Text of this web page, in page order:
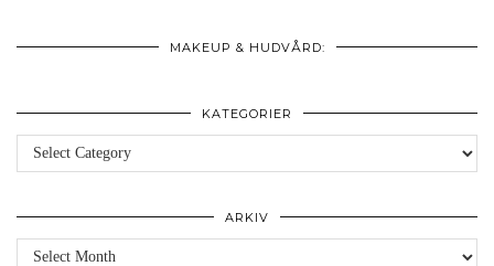
MAKEUP & HUDVÅRD:
KATEGORIER
Kategorier
ARKIV
Arkiv